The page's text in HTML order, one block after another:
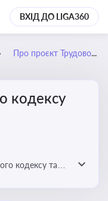
ВХІД ДО LIGA360
Про проєкт Трудового кодексу
кодексу
кодексу та